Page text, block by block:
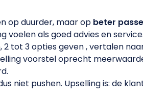
op duurder, maar op beter
voelen als goed advies en service.
2 tot 3 opties geven , vertalen
voorstel oprecht
niet pushen. Upselling is: de